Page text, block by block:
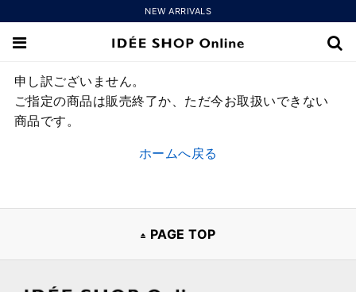
NEW ARRIVALS
申し訳ございません。
ご指定の商品は販売終了か、ただ今お取扱いできない
商品です。
ホームへ戻る
PAGE TOP